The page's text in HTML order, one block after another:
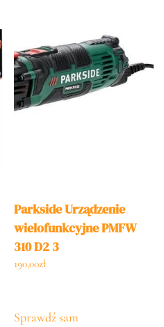
Parkside Urządzenie
wielofunkcyjne PMFW
310 D2 3
190,00zł
Sprawdź sam